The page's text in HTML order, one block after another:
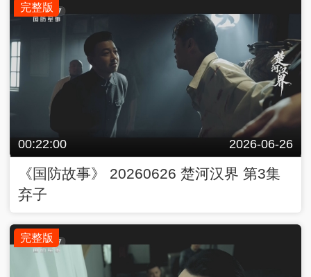
完整版
00:22:00 2026-06-26
《国防故事》 20260626 楚河汉界 第3集
弃子
完整版